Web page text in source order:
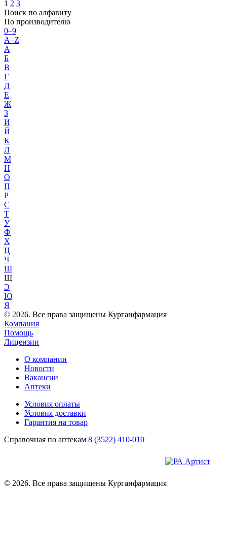
1 2 3
Поиск по алфавиту
По производителю
0–9
A–Z
А
Б
В
Г
Д
Е
Ж
З
И
Й
К
Л
М
Н
О
П
Р
С
Т
У
Ф
Х
Ц
Ч
Ш
Щ
Э
Ю
Я
© 2026. Все права защищены Курганфармация
Компания
Помощь
Лицензии
О компании
Новости
Вакансии
Аптеки
Условия оплаты
Условия доставки
Гарантия на товар
Справочная по аптекам 8 (3522) 410-010
© 2026. Все права защищены Курганфармация